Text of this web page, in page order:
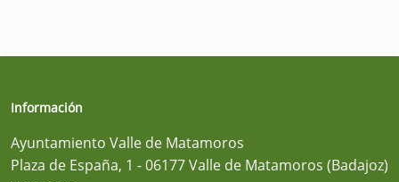
Información
Ayuntamiento Valle de Matamoros
Plaza de España, 1 - 06177 Valle de Matamoros (Badajoz)